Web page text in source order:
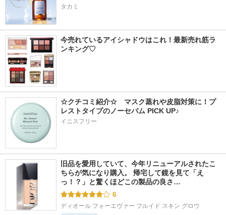
タカミ
今売れているアイシャドウはこれ！最新売れ筋ラ
ンキング♡
☆クチコミ紹介☆　マスク蒸れや皮脂対策に！プ
レストタイプのノーセバム PICK UP♪
イニスフリー
旧品を愛用していて、今年リニューアルされたこ
ちらが気になり購入。 帰宅して鏡を見て「え
っ！？」と驚くほどこの製品の良さ…
6
ディオール フォーエヴァー フルイド スキン グロウ